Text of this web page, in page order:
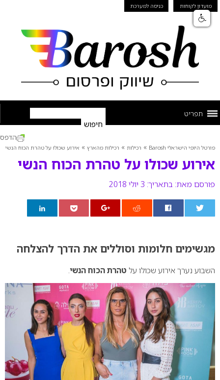
מועדון לקוחות כניסה למערכת
תפריט
פורטל היופי הישראלי Barosh » רכילות » רכילות מהארץ » אירוע שכולו על טהרת הכוח הנשי
אירוע שכולו על טהרת הכוח הנשי
פורסם מאת: בתאריך: 3 יולי 2018
הדפס
מגשימים חלומות וסוללים את הדרך להצלחה
השבוע נערך אירוע שכולו על טהרת הכוח הנשי.